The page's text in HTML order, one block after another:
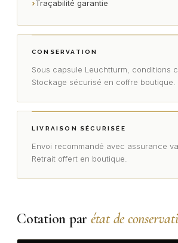
›Traçabilité garantie
CONSERVATION
Sous capsule Leuchtturm, conditions
Stockage sécurisé en coffre boutique.
LIVRAISON SÉCURISÉE
Envoi recommandé avec assurance
Retrait offert en boutique.
Cotation par état de